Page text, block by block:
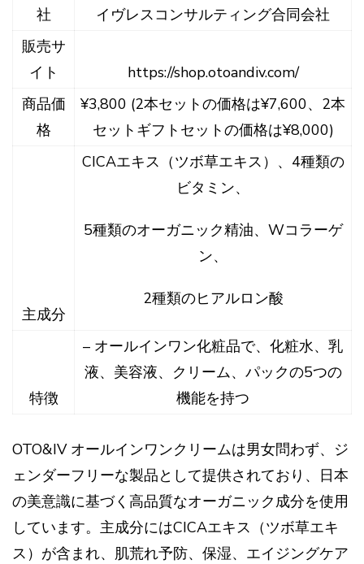
社
イヴレスコンサルティング合同会社
販売サ
イト
https://shop.otoandiv.com/
商品価
格
¥3,800 (2本セットの価格は¥7,600、2本
セットギフトセットの価格は¥8,000)
主成分
CICAエキス（ツボ草エキス）、4種類の
ビタミン、
5種類のオーガニック精油、Wコラーゲ
ン、
2種類のヒアルロン酸
特徴
– オールインワン化粧品で、化粧水、乳
液、美容液、クリーム、パックの5つの
機能を持つ
OTO&IV オールインワンクリームは男女問わず、ジ
ェンダーフリーな製品として提供されており、日本
の美意識に基づく高品質なオーガニック成分を使用
しています。主成分にはCICAエキス（ツボ草エキ
ス）が含まれ、肌荒れ予防、保湿、エイジングケア